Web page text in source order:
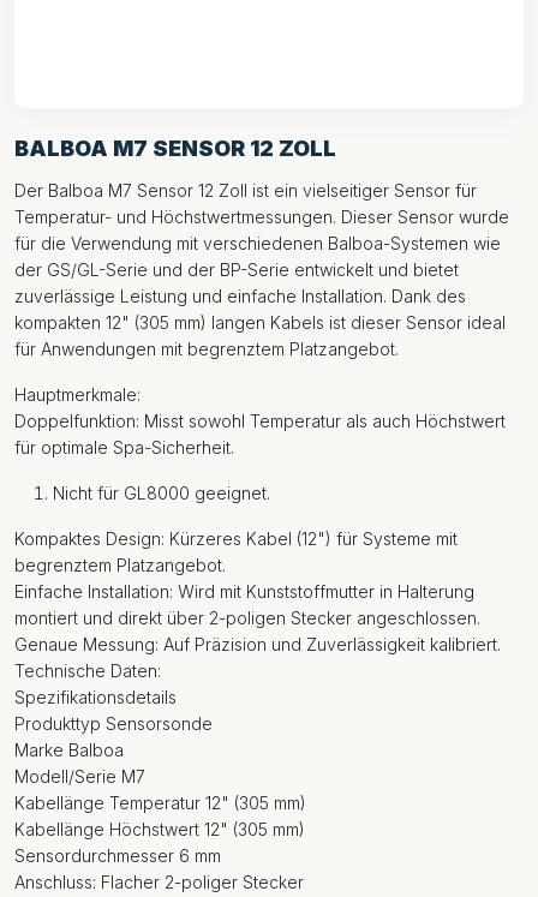
BALBOA M7 SENSOR 12 ZOLL
Der Balboa M7 Sensor 12 Zoll ist ein vielseitiger Sensor für
Temperatur- und Höchstwertmessungen. Dieser Sensor wurde
für die Verwendung mit verschiedenen Balboa-Systemen wie
der GS/GL-Serie und der BP-Serie entwickelt und bietet
zuverlässige Leistung und einfache Installation. Dank des
kompakten 12" (305 mm) langen Kabels ist dieser Sensor ideal
für Anwendungen mit begrenztem Platzangebot.
Hauptmerkmale:
Doppelfunktion: Misst sowohl Temperatur als auch Höchstwert
für optimale Spa-Sicherheit.
Nicht für GL8000 geeignet.
Kompaktes Design: Kürzeres Kabel (12") für Systeme mit
begrenztem Platzangebot.
Einfache Installation: Wird mit Kunststoffmutter in Halterung
montiert und direkt über 2-poligen Stecker angeschlossen.
Genaue Messung: Auf Präzision und Zuverlässigkeit kalibriert.
Technische Daten:
Spezifikationsdetails
Produkttyp Sensorsonde
Marke Balboa
Modell/Serie M7
Kabellänge Temperatur 12" (305 mm)
Kabellänge Höchstwert 12" (305 mm)
Sensordurchmesser 6 mm
Anschluss: Flacher 2-poliger Stecker